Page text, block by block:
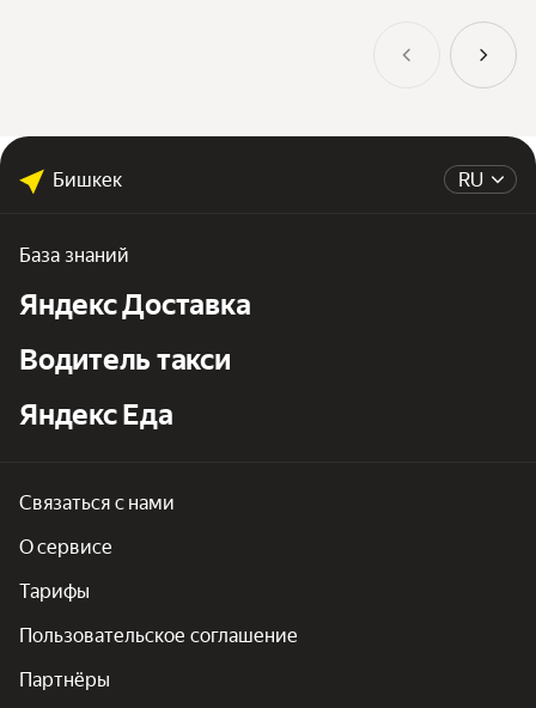
RU
Бишкек
База знаний
Яндекс Доставка
Водитель такси
Яндекс Еда
Связаться с нами
О сервисе
Тарифы
Пользовательское соглашение
Партнёры